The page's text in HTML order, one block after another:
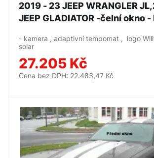
2019 - 23 JEEP WRANGLER
- kamera , adaptivní tempomat , logo
solar
27.205 Kč
Cena bez DPH: 22.483,47 Kč